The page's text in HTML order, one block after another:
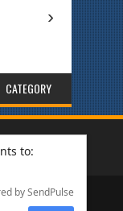
to:
by SendPulse
›
CATEGORY
Reserved